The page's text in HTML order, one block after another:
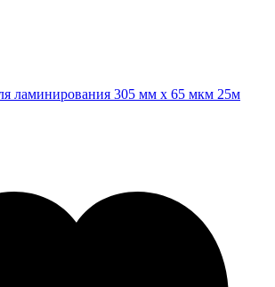
ламинирования 305 мм х 65 мкм 25м